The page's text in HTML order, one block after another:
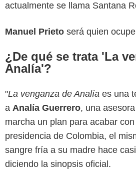
actualmente se llama Santana
Manuel Prieto será quien
¿De qué se trata 'La
Analía'?
"La venganza de Analía es una
a Analía Guerrero, una
marcha un plan para acabar
presidencia de Colombia, el
sangre fría a su madre hace
diciendo la sinopsis oficial.